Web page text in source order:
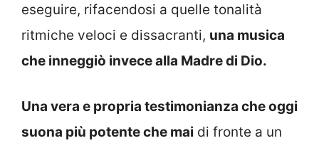
eseguire, rifacendosi a quelle tonalità
ritmiche veloci e dissacranti, una musica
che inneggiò invece alla Madre di Dio.
Una vera e propria testimonianza che oggi
suona più potente che mai di fronte a un